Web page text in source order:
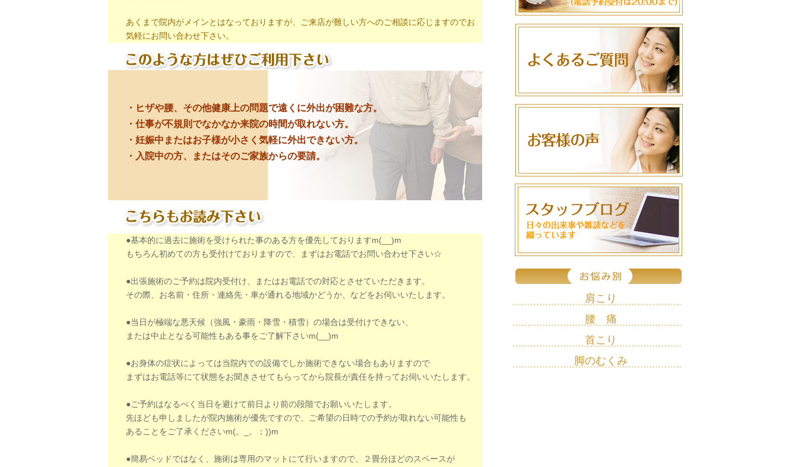
あくまで院内がメインとはなっておりますが、ご来店が難しい方へのご相談に応じますのでお
気軽にお問い合わせ下さい。
・ヒザや腰、その他健康上の問題で遠くに外出が困難な方。
・仕事が不規則でなかなか来院の時間が取れない方。
・妊娠中またはお子様が小さく気軽に外出できない方。
・入院中の方、またはそのご家族からの要請。
●基本的に過去に施術を受けられた事のある方を優先しておりますm(__)m
もちろん初めての方も受付けておりますので、まずはお電話でお問い合わせ下さい☆
●出張施術のご予約は院内受付け、またはお電話での対応とさせていただきます。
その際、お名前・住所・連絡先・車が通れる地域かどうか、などをお伺いいたします。
●当日が極端な悪天候（強風・豪雨・降雪・積雪）の場合は受付けできない、
または中止となる可能性もある事をご了解下さいm(__)m
●お身体の症状によっては当院内での設備でしか施術できない場合もありますので
まずはお電話等にて状態をお聞きさせてもらってから院長が責任を持ってお伺いいたします。
●ご予約はなるべく当日を避けて前日より前の段階でお願いいたします。
先ほども申しましたが院内施術が優先ですので、ご希望の日時での予約が取れない可能性も
あることをご了承くださいm(。_。；))m
●簡易ベッドではなく、施術は専用のマットにて行いますので、２畳分ほどのスペースが
肩こり
腰 痛
首こり
脚のむくみ